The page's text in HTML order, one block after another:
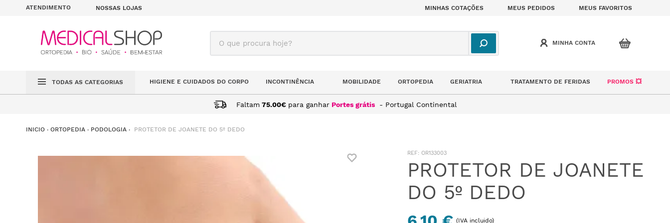
ATENDIMENTO NOSSAS LOJAS MINHAS COTAÇÕES MEUS PEDIDOS MEUS FAVORITOS
O que procura hoje?
TODAS AS CATEGORIAS HIGIENE E CUIDADOS DO CORPO INCONTINÊNCIA MOBILIDADE ORTOPEDIA GERIATRIA TRATAMENTO DE FERIDAS PROMOS 💥
Faltam 75.00€ para ganhar Portes grátis - Portugal Continental
ORTOPEDIA PODOLOGIA PROTETOR DE JOANETE DO 5º DEDO
: OR133003
PROTETOR DE JOANETE
DO 5º DEDO
(IVA incluido)